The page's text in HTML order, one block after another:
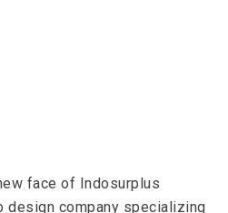
face of Indosurplus
design company specializing